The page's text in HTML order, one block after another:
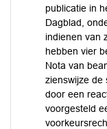
publicatie in
Dagblad,
indienen van
hebben vier
Nota van
zienswijze de
door een
voorgesteld